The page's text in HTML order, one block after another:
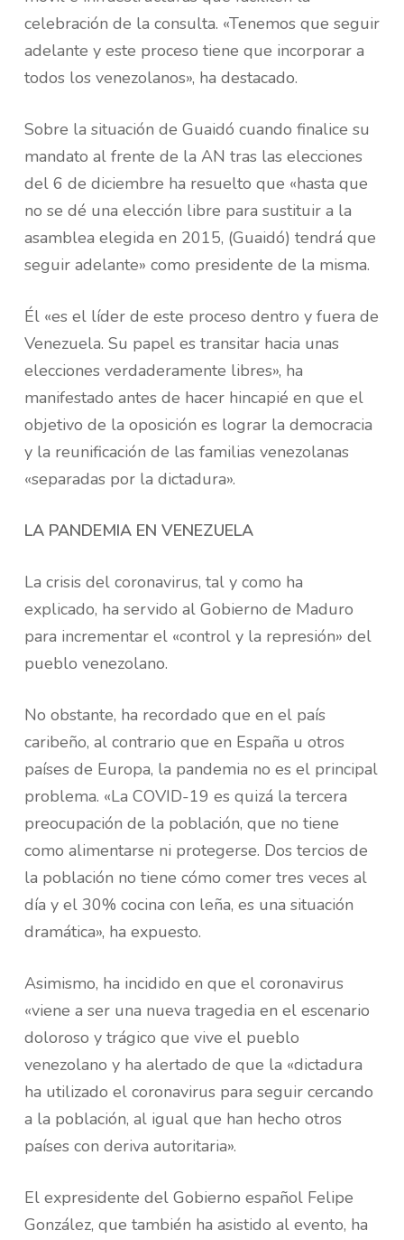
celebración de la consulta. «Tenemos que seguir
adelante y este proceso tiene que incorporar a
todos los venezolanos», ha destacado.
Sobre la situación de Guaidó cuando finalice su
mandato al frente de la AN tras las elecciones
del 6 de diciembre ha resuelto que «hasta que
no se dé una elección libre para sustituir a la
asamblea elegida en 2015, (Guaidó) tendrá que
seguir adelante» como presidente de la misma.
Él «es el líder de este proceso dentro y fuera de
Venezuela. Su papel es transitar hacia unas
elecciones verdaderamente libres», ha
manifestado antes de hacer hincapié en que el
objetivo de la oposición es lograr la democracia
y la reunificación de las familias venezolanas
«separadas por la dictadura».
LA PANDEMIA EN VENEZUELA
La crisis del coronavirus, tal y como ha
explicado, ha servido al Gobierno de Maduro
para incrementar el «control y la represión» del
pueblo venezolano.
No obstante, ha recordado que en el país
caribeño, al contrario que en España u otros
países de Europa, la pandemia no es el principal
problema. «La COVID-19 es quizá la tercera
preocupación de la población, que no tiene
como alimentarse ni protegerse. Dos tercios de
la población no tiene cómo comer tres veces al
día y el 30% cocina con leña, es una situación
dramática», ha expuesto.
Asimismo, ha incidido en que el coronavirus
«viene a ser una nueva tragedia en el escenario
doloroso y trágico que vive el pueblo
venezolano y ha alertado de que la «dictadura
ha utilizado el coronavirus para seguir cercando
a la población, al igual que han hecho otros
países con deriva autoritaria».
El expresidente del Gobierno español Felipe
González, que también ha asistido al evento, ha